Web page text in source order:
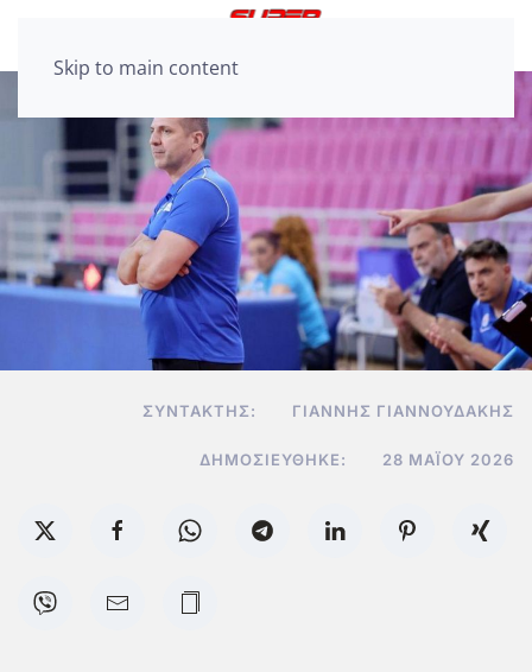
Skip to main content
ΣΥΝΤΆΚΤΗΣ: ΓΙΆΝΝΗΣ ΓΙΑΝΝΟΥΔΆΚΗΣ
ΔΗΜΟΣΙΕΎΘΗΚΕ: 28 ΜΑΪ́ΟΥ 2026